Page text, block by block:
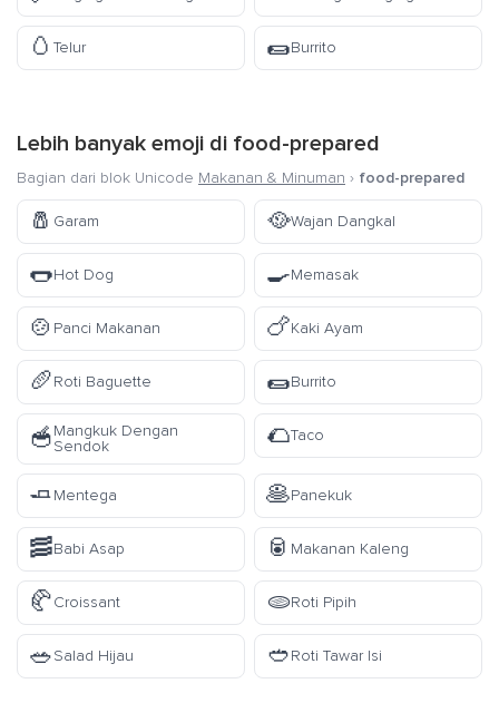
🥚 Telur 🌯Burrito
Lebih banyak emoji di food-prepared
Bagian dari blok Unicode Makanan & Minuman › food-prepared
🧂 Garam 🥘Wajan Dangkal
🌭Hot Dog 🍳Memasak
🍲 Panci Makanan 🍗Kaki Ayam
🥖Roti Baguette 🌯Burrito
🥣Mangkuk Dengan
Sendok
🌮Taco
🧈Mentega 🥞Panekuk
🥓Babi Asap 🥫 Makanan Kaleng
🥐Croissant 🫓Roti Pipih
🥗Salad Hijau 🥙Roti Tawar Isi